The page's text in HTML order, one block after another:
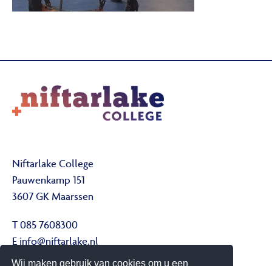
Wij maken gebruik van cookies om u een
Niftarlake College
Pauwenkamp 151
3607 GK Maarssen
T 085 7608300
Einfo@niftarlake.nl